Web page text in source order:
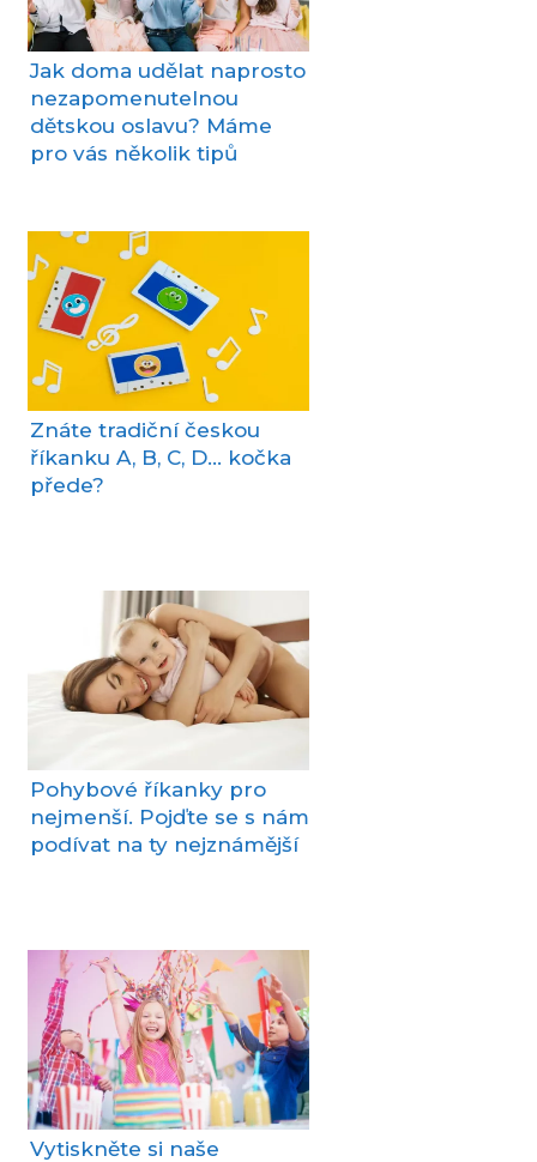
Jak doma udělat naprosto
nezapomenutelnou
dětskou oslavu? Máme
pro vás několik tipů
Znáte tradiční českou
říkanku A, B, C, D… kočka
přede?
Pohybové říkanky pro
nejmenší. Pojďte se s nám
podívat na ty nejznámější
Vytiskněte si naše